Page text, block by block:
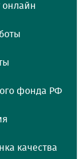
онлайн
фонда РФ
качества